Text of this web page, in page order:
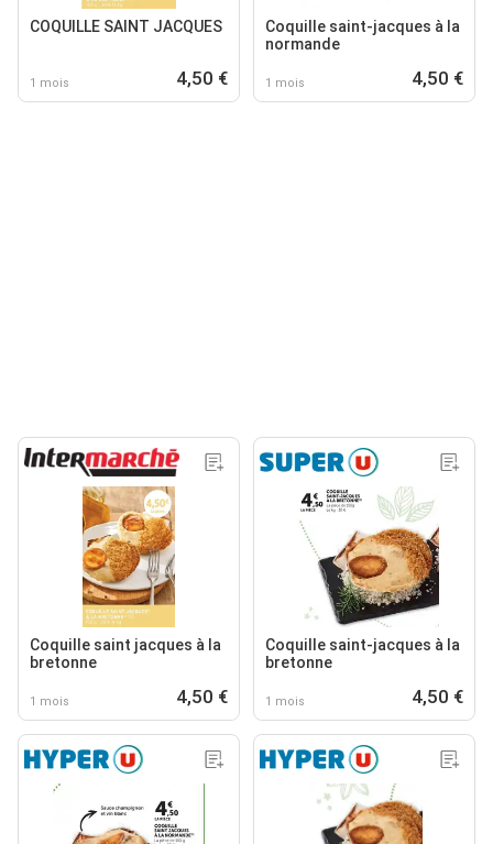
COQUILLE SAINT JACQUES
1 mois 4,50 €
Coquille saint-jacques à la
normande
1 mois 4,50 €
Coquille saint jacques à la
bretonne
1 mois 4,50 €
Coquille saint-jacques à la
bretonne
1 mois 4,50 €